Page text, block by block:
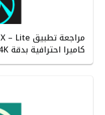
كاميرا احترافية بدقة 4K